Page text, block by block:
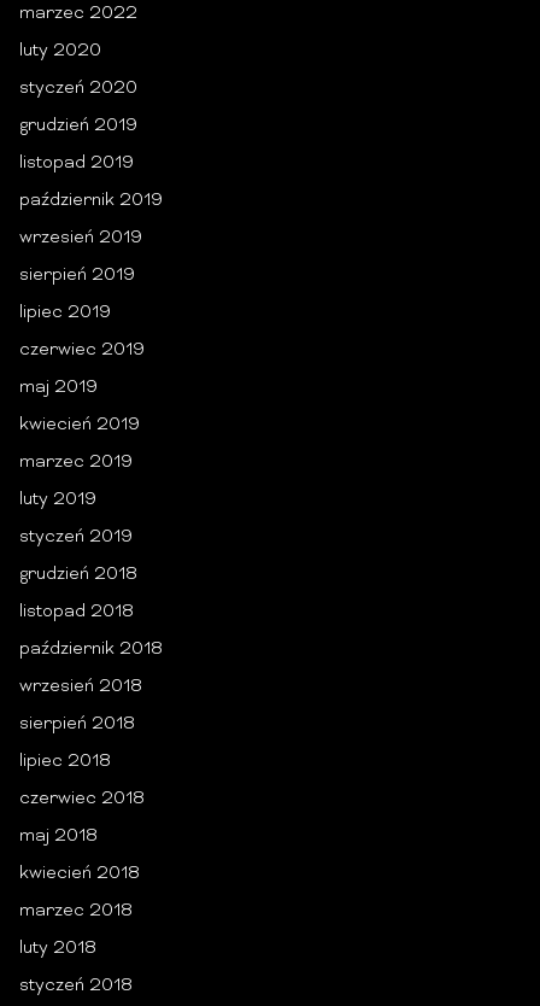
marzec 2022
luty 2020
styczeń 2020
grudzień 2019
listopad 2019
październik 2019
wrzesień 2019
sierpień 2019
lipiec 2019
czerwiec 2019
maj 2019
kwiecień 2019
marzec 2019
luty 2019
styczeń 2019
grudzień 2018
listopad 2018
październik 2018
wrzesień 2018
sierpień 2018
lipiec 2018
czerwiec 2018
maj 2018
kwiecień 2018
marzec 2018
luty 2018
styczeń 2018